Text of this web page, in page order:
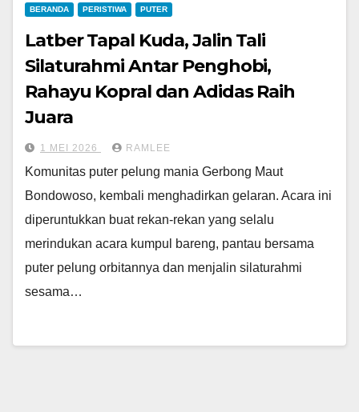
BERANDA PERISTIWA PUTER
Latber Tapal Kuda, Jalin Tali
Silaturahmi Antar Penghobi,
Rahayu Kopral dan Adidas Raih
Juara
1 MEI 2026 RAMLEE
Komunitas puter pelung mania Gerbong Maut
Bondowoso, kembali menghadirkan gelaran. Acara ini
diperuntukkan buat rekan-rekan yang selalu
merindukan acara kumpul bareng, pantau bersama
puter pelung orbitannya dan menjalin silaturahmi
sesama…